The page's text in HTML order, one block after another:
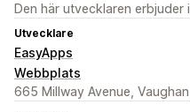
Den här utvecklaren
Utvecklare
EasyApps
Webbplats
665 Millway Avenue,